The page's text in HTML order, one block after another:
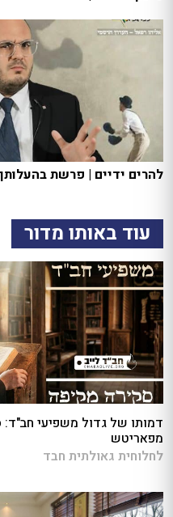
להרים ידיים | פרשת
עוד באותו מדור
דמותו של גדול משפיעי
מפאריטש
לחלוחית גאולתית חבד